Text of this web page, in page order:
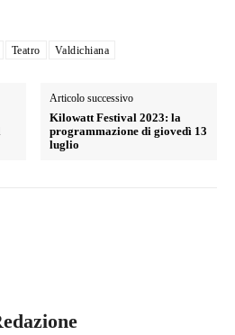
Teatro Valdichiana
Articolo successivo
Kilowatt Festival 2023: la
programmazione di giovedì 13
luglio